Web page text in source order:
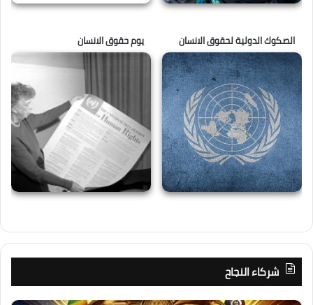
الصكوك الدولية لحقوق الانسان يوم حقوق الانسان
شركاء النجاح